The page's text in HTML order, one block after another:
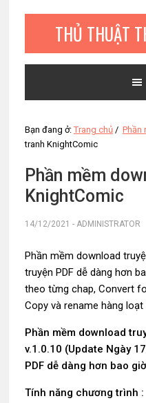
THỦ THUẬT
Bạn đang ở: Trang chủ / Phần
tranh KnightComic
Phần mềm
KnightComic
14/12/2021 - ADMINISTRATOR
Phần mềm download
truyện PDF dễ dàng hơn
theo từng chap, Convert
Copy và rename hàng
Phần mềm download
v.1.0.10 (Update Ngày
PDF dễ dàng hơn bao
Tính năng chương trình :